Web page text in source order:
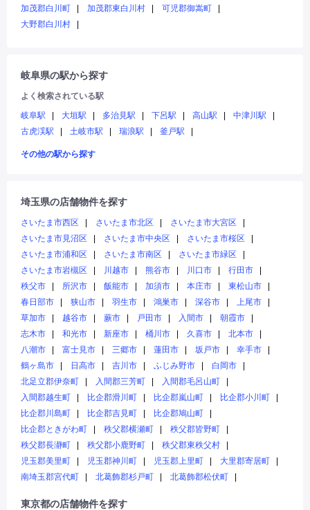
加茂郡白川町
加茂郡東白川村
可児郡御嵩町
大野郡白川村
岐阜県の駅から探す
よく検索されている駅
岐阜駅
大垣駅 多治見駅 下呂駅 高山駅
中津川駅
古虎渓駅
土岐市駅 瑞浪駅 釜戸駅
その他の駅から探す
埼玉県の店舗物件を探す
さいたま市西区 さいたま市北区
さいたま市大宮区
さいたま市見沼区
さいたま市中央区
さいたま市桜区
さいたま市浦和区
さいたま市南区
さいたま市緑区
さいたま市岩槻区
川越市 熊谷市 川口市
行田市
秩父市
所沢市 飯能市 加須市 本庄市
東松山市
春日部市
狭山市 羽生市 鴻巣市 深谷市
上尾市
草加市
越谷市 蕨市 戸田市 入間市
朝霞市
志木市
和光市 新座市 桶川市 久喜市
北本市
八潮市
富士見市 三郷市 蓮田市 坂戸市
幸手市
鶴ヶ島市
日高市 吉川市 ふじみ野市
白岡市
北足立郡伊奈町
入間郡三芳町
入間郡毛呂山町
入間郡越生町
比企郡滑川町 比企郡嵐山町
比企郡小川町
比企郡川島町
比企郡吉見町
比企郡鳩山町
比企郡ときがわ町
秩父郡横瀬町
秩父郡皆野町
秩父郡長瀞町
秩父郡小鹿野町
秩父郡東秩父村
児玉郡美里町
児玉郡神川町 児玉郡上里町
大里郡寄居町
南埼玉郡宮代町
北葛飾郡杉戸町 北葛飾郡松伏町
東京都の店舗物件を探す